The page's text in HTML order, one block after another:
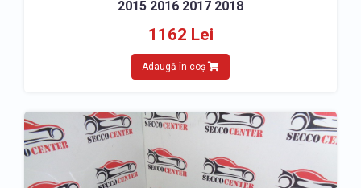
2015 2016 2017 2018
1162 Lei
Adaugă în coș